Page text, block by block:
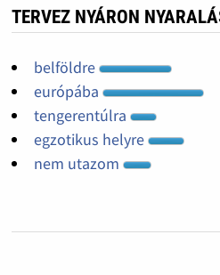
TERVEZ NYÁRON
belföldre
európába
tengerentúlra
egzotikus helyre
nem utazom